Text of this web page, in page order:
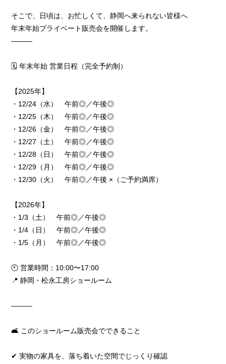
そこで、日頃は、お忙しくて、静岡へ来られない皆様へ
年末年始プライベート販売会を開催します。
―――
🗓️ 年末年始 営業日程（完全予約制）
【2025年】
・12/24（水） 午前◎／午後◎
・12/25（木） 午前◎／午後◎
・12/26（金） 午前◎／午後◎
・12/27（土） 午前◎／午後◎
・12/28（日） 午前◎／午後◎
・12/29（月） 午前◎／午後◎
・12/30（火） 午前◎／午後 ×（ご予約満席）
【2026年】
・1/3（土） 午前◎／午後◎
・1/4（日） 午前◎／午後◎
・1/5（月） 午前◎／午後◎
🕙 営業時間：10:00〜17:00
📍 静岡・松永工房ショールーム
―――
🛋️ このショールーム販売会でできること
✔ 実物の家具を、落ち着いた空間でじっくり確認